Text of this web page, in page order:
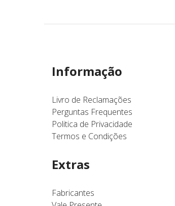
Informação
Livro de Reclamações
Perguntas Frequentes
Politica de Privacidade
Termos e Condições
Extras
Fabricantes